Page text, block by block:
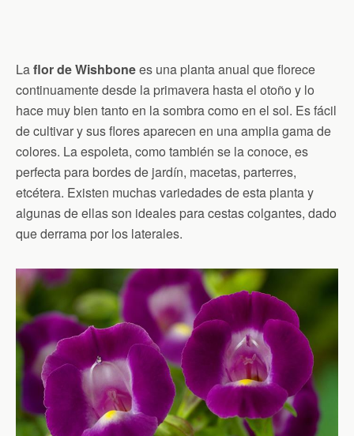
Laflor de Wishbonees una planta anual que florece
continuamente desde la primavera hasta el otoño y lo
hace muy bien tanto en la sombra como en el sol. Es fácil
de cultivar y sus flores aparecen en una amplia gama de
colores. La espoleta, como también se la conoce, es
perfecta para bordes de jardín, macetas, parterres,
etcétera. Existen muchas variedades de esta planta y
algunas de ellas son ideales para cestas colgantes, dado
que derrama por los laterales.